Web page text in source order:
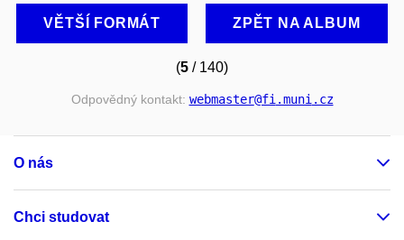
VĚTŠÍ FORMÁT ZPĚT NA ALBUM
(5 / 140)
Odpovědný kontakt: webmaster@fi.muni.cz
O nás
Chci studovat